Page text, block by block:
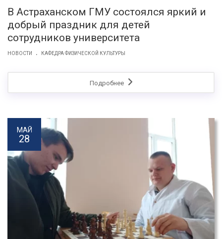
В Астраханском ГМУ состоялся яркий и
добрый праздник для детей
сотрудников университета
НОВОСТИ . КАФЕДРА ФИЗИЧЕСКОЙ КУЛЬТУРЫ
Подробнее
МАЙ
28